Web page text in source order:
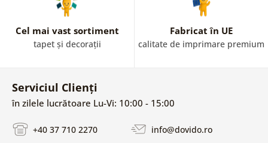
Cel mai vast sortiment
tapet și decorații
Fabricat în UE
calitate de imprimare premium
Serviciul Clienți
în zilele lucrătoare Lu-Vi: 10:00 - 15:00
+40 37 710 2270 info@dovido.ro